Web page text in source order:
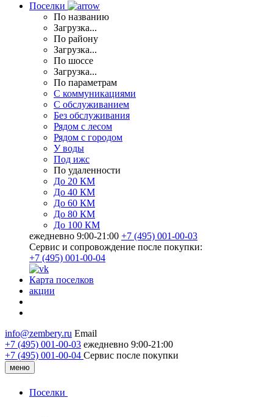
Поселки
По названию
Загрузка...
По району
Загрузка...
По шоссе
Загрузка...
По параметрам
С коммуникациями
С обслуживанием
Без обслуживания
Рядом с лесом
Рядом с городом
У воды
Под ижс
По удаленности
До 20 КМ
До 40 КМ
До 60 КМ
До 80 КМ
До 100 КМ
ежедневно 9:00-21:00 +7 (495) 001-00-03
Cервис и сопровождение после покупки:
+7 (495) 001-00-04
Карта поселков
акции
info@zembery.ru Email
+7 (495) 001-00-03 ежедневно 9:00-21:00
+7 (495) 001‑00‑04 Сервис после покупки
меню
Поселки